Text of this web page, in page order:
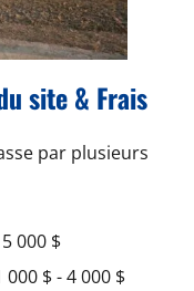
site & Frais
par plusieurs
000 $
$ - 4 000 $